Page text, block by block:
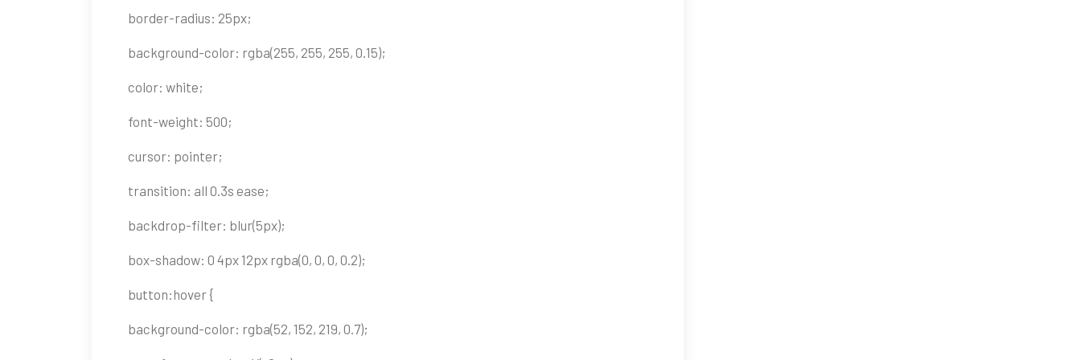
border-radius: 25px;
background-color: rgba(255, 255, 255, 0.15);
color: white;
font-weight: 500;
cursor: pointer;
transition: all 0.3s ease;
backdrop-filter: blur(5px);
box-shadow: 0 4px 12px rgba(0, 0, 0, 0.2);
button:hover {
background-color: rgba(52, 152, 219, 0.7);